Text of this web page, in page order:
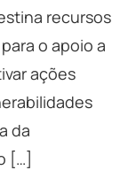
recursos
o apoio a
ações
da
[…]